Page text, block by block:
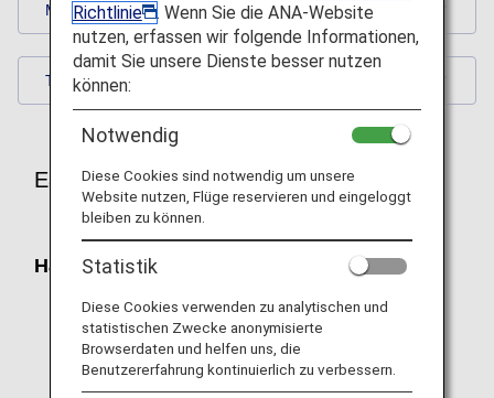
Manzaki Kotsu
Tokyo MK Taxi
Eastern Airport Motors
Haneda Airport
Domestic Terminal Terminal2, 1F(Arrival
Lobby) Bus Stop①
Richtlinie
. Wenn Sie die ANA-Website
nutzen, erfassen wir folgende Informationen,
damit Sie unsere Dienste besser nutzen
können:
Notwendig
Diese Cookies sind notwendig um unsere
Website nutzen, Flüge reservieren und eingeloggt
bleiben zu können.
Statistik
Diese Cookies verwenden zu analytischen und
statistischen Zwecke anonymisierte
Browserdaten und helfen uns, die
Benutzererfahrung kontinuierlich zu verbessern.